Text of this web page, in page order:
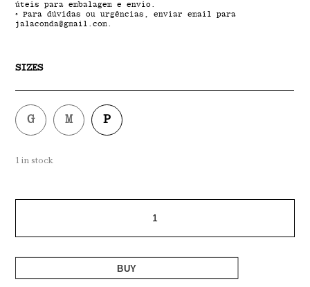
úteis para embalagem e envio.
◦ Para dúvidas ou urgências, enviar email para
jalaconda@gmail.com.
SIZES
G
G M
M P
P
1 in stock
quantity
BUY